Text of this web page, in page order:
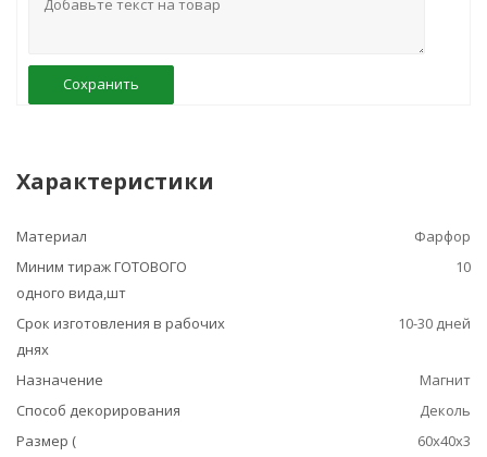
Сохранить
Характеристики
Материал
Фарфор
Миним тираж ГОТОВОГО
одного вида,шт
10
Срок изготовления в рабочих
днях
10-30 дней
Назначение
Магнит
Способ декорирования
Деколь
Размер (
60х40х3